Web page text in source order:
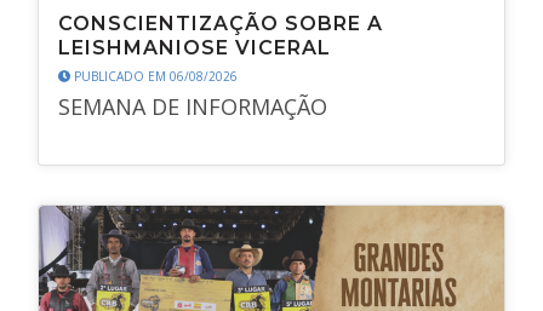
CONSCIENTIZAÇÃO SOBRE A
LEISHMANIOSE VICERAL
PUBLICADO EM 06/08/2026
SEMANA DE INFORMAÇÃO